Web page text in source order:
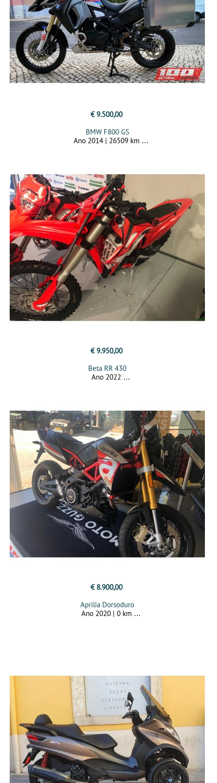
€ 9.500,00
BMW F800 GS
Ano 2014 | 26509 km
€ 9.950,00
Beta RR 430
Ano 2022
€ 8.900,00
Aprilia Dorsoduro
Ano 2020 | 0 km